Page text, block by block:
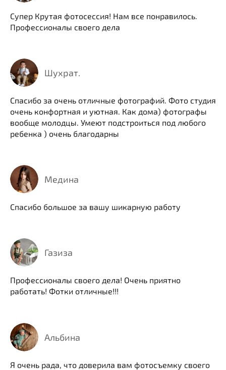
Супер Крутая фотосессия! Нам все понравилось.
Профессионалы своего дела
Шухрат.
Спасибо за очень отличные фотографий. Фото студия
очень конфортная и уютная. Как дома) фотографы
вообще молодцы. Умеют подстроиться под любого
ребенка ) очень благодарны
Медина
Спасибо большое за вашу шикарную работу
Газиза
Профессионалы своего дела! Очень приятно
работать! Фотки отличные!!!
Альбина
Я очень рада, что доверила вам фотосъемку своего